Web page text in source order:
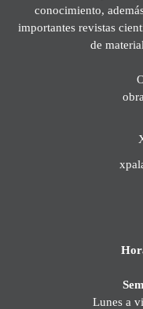
conocimiento,
importantes revistas
de
Lunes a